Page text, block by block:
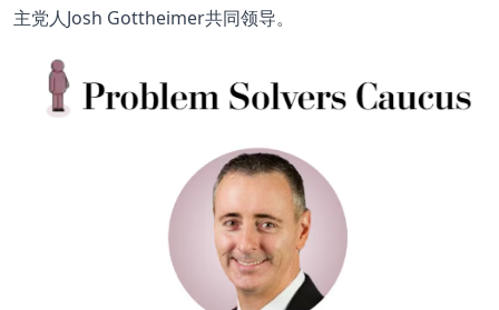
主党人Josh Gottheimer共同领导。